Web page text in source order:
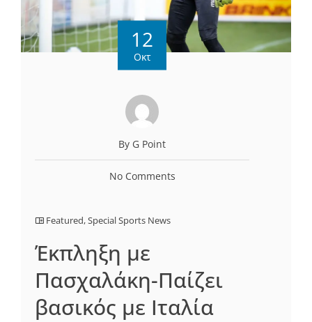
12
Οκτ
By G Point
No Comments
Featured,Special Sports News
Έκπληξη με
Πασχαλάκη-Παίζει
βασικός με Ιταλία